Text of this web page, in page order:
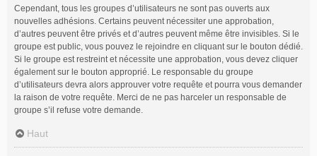
Cependant, tous les groupes d’utilisateurs ne sont pas ouverts aux
nouvelles adhésions. Certains peuvent nécessiter une approbation,
d’autres peuvent être privés et d’autres peuvent même être invisibles. Si le
groupe est public, vous pouvez le rejoindre en cliquant sur le bouton dédié.
Si le groupe est restreint et nécessite une approbation, vous devez cliquer
également sur le bouton approprié. Le responsable du groupe
d’utilisateurs devra alors approuver votre requête et pourra vous demander
la raison de votre requête. Merci de ne pas harceler un responsable de
groupe s’il refuse votre demande.
Haut